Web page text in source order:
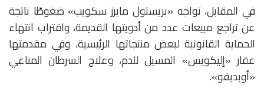
في المقابل، تواجه «بريستول مايرز سكويب» ضغوطًا ناتجة
عن تراجع مبيعات عدد من أدويتها القديمة، واقتراب انتهاء
الحماية القانونية لبعض منتجاتها الرئيسية، وفي مقدمتها
عقار «إليكويس» المسيل للدم، وعلاج السرطان المناعي
«أوبديفو».